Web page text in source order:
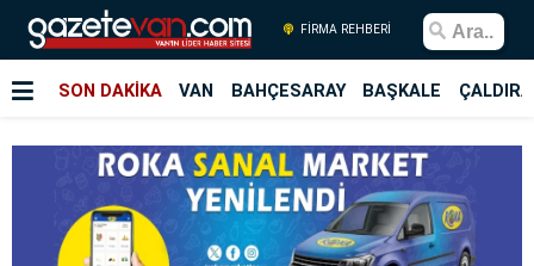
FİRMA REHBERİ
SON DAKİKA VAN BAHÇESARAY BAŞKALE